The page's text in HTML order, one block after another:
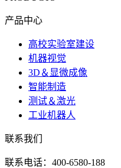
产品中心
高校实验室建设
机器视觉
3D＆显微成像
智能制造
测试＆激光
工业机器人
联系我们
联系电话：400-6580-188